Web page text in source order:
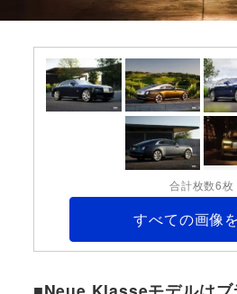
合計枚数6枚
すべての画像